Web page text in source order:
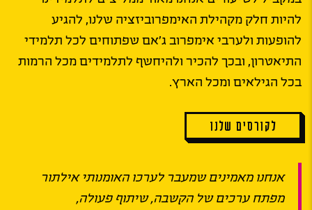
להיות חלק מקהילת האימפרוביזציה שלנו, להגיע
להופעות ולערבי אימפרוב ג’אם שפתוחים לכל תלמידי
התיאטרון, ובכך להכיר ולהיחשף לתלמידים מכל הרמות
בכל הגילאים ומכל הארץ.
לקורסים שלנו
אנחנו מאמינים שמעבר לערכו האומנותי אילתור
מפתח ערכים של הקשבה, שיתוף פעולה,